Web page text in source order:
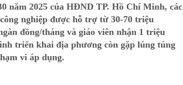
năm 2025 của HĐND TP. Hồ Chí Minh, các
nghiệp được hỗ trợ từ 30-70 triệu
đồng/tháng và giáo viên nhận 1 triệu
triển khai địa phương còn gặp lúng túng
vi áp dụng.